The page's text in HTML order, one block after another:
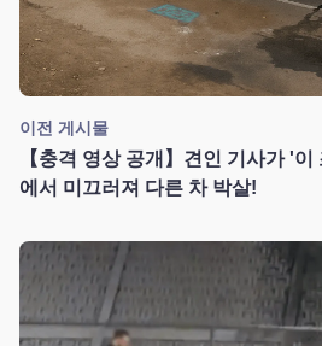
이전 게시물
【충격 영상 공개】견인 기사가 '
에서 미끄러져 다른 차 박살!